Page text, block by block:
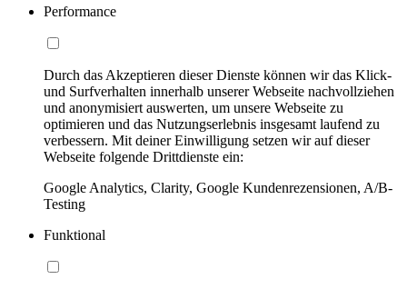
Performance
Durch das Akzeptieren dieser Dienste können wir das Klick-
und Surfverhalten innerhalb unserer Webseite nachvollziehen
und anonymisiert auswerten, um unsere Webseite zu
optimieren und das Nutzungserlebnis insgesamt laufend zu
verbessern. Mit deiner Einwilligung setzen wir auf dieser
Webseite folgende Drittdienste ein:
Google Analytics, Clarity, Google Kundenrezensionen, A/B-
Testing
Funktional